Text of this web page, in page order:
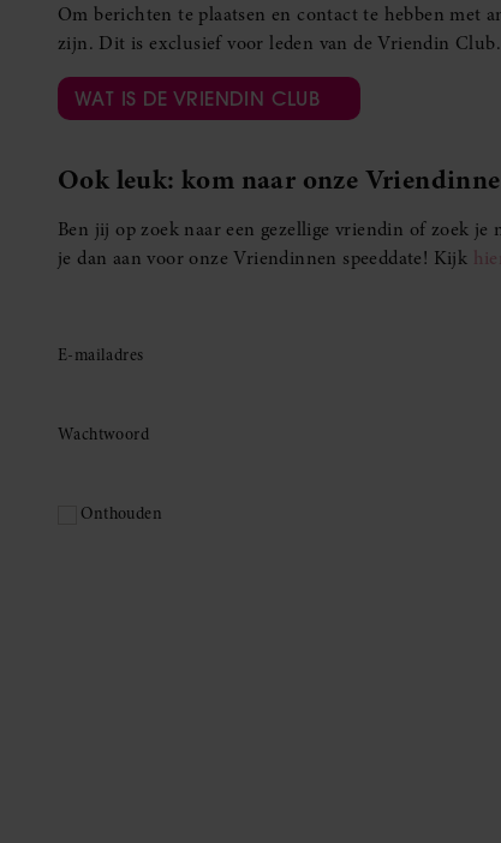
Om berichten te plaatsen en contact te hebben met
zijn. Dit is exclusief voor leden van de Vriendin Club.
WAT IS DE VRIENDIN CLUB
Ook leuk: kom naar onze
Ben jij op zoek naar een gezellige vriendin of zoek
je dan aan voor onze Vriendinnen speeddate! Kijk
E-mailadres
Wachtwoord
Onthouden